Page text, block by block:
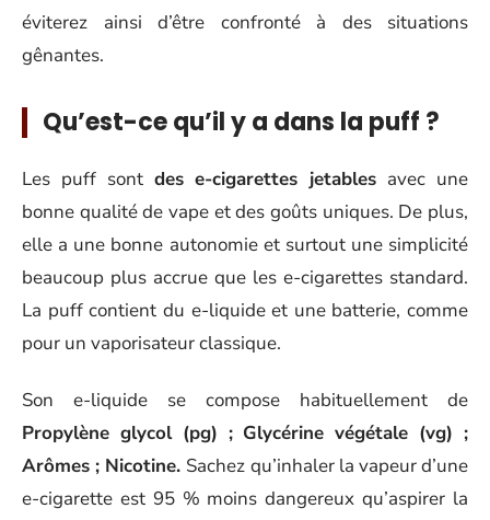
éviterez ainsi d’être confronté à des situations
gênantes.
Qu’est-ce qu’il y a dans la puff ?
Les puff sont des e-cigarettes jetables avec une
bonne qualité de vape et des goûts uniques. De plus,
elle a une bonne autonomie et surtout une simplicité
beaucoup plus accrue que les e-cigarettes standard.
La puff contient du e-liquide et une batterie, comme
pour un vaporisateur classique.
Son e-liquide se compose habituellement de
Propylène glycol (pg) ; Glycérine végétale (vg) ;
Arômes ; Nicotine. Sachez qu’inhaler la vapeur d’une
e-cigarette est 95 % moins dangereux qu’aspirer la